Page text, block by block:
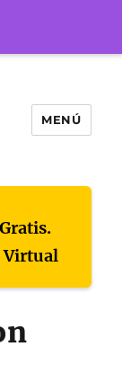
MENÚ
Virtual